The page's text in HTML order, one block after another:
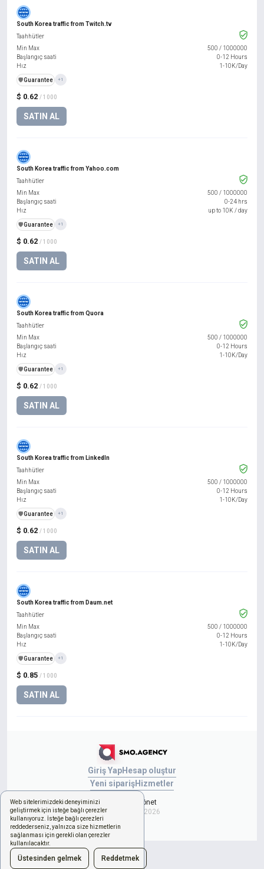
Web sitelerimizdeki deneyiminizi
geliştirmek için isteğe bağlı çerezler
kullanıyoruz. İsteğe bağlı çerezleri
reddederseniz, yalnızca size hizmetlerin
sağlanması için gerekli olan çerezler
kullanılacaktır.
Üstesinden gelmek Reddetmek
South Korea traffic from Twitch.tv
$ 0.62 / 1000
SATIN AL
Taahhütler
Min Max
500 / 1000000
Başlangıç saati
0-12 Hours
Hız
1-10K/Day
️🛡️Guarantee +1
South Korea traffic from Yahoo.com
$ 0.62 / 1000
SATIN AL
Taahhütler
Min Max
500 / 1000000
Başlangıç saati
0-24 hrs
Hız
up to 10K / day
️🛡️Guarantee +1
South Korea traffic from Quora
$ 0.62 / 1000
SATIN AL
Taahhütler
Min Max
500 / 1000000
Başlangıç saati
0-12 Hours
Hız
1-10K/Day
️🛡️Guarantee +1
South Korea traffic from LinkedIn
$ 0.62 / 1000
SATIN AL
Taahhütler
Min Max
500 / 1000000
Başlangıç saati
0-12 Hours
Hız
1-10K/Day
️🛡️Guarantee +1
South Korea traffic from Daum.net
$ 0.85 / 1000
SATIN AL
Taahhütler
Min Max
500 / 1000000
Başlangıç saati
0-12 Hours
Hız
1-10K/Day
️🛡️Guarantee +1
Giriş YapHesap oluştur
Yeni siparişHizmetler
Çerezleri yönet
Copyright © 2026